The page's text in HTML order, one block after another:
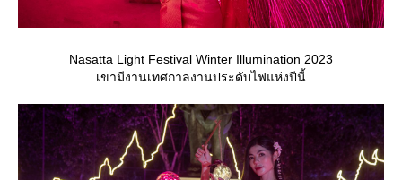
Nasatta Light Festival Winter Illumination 2023
เขามีงานเทศกาลงานประดับไฟแห่งปีนี้